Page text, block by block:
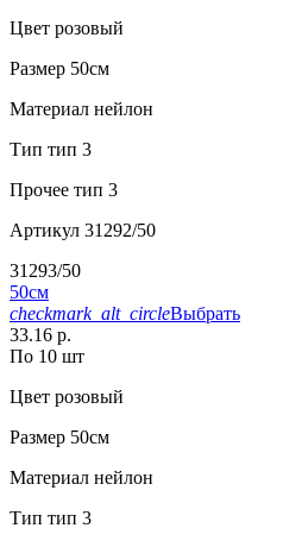
Цвет розовый
Размер 50см
Материал нейлон
Тип тип 3
Прочее тип 3
Артикул 31292/50
31293/50
50см
checkmark_alt_circleВыбрать
33.16 р.
По 10 шт
Цвет розовый
Размер 50см
Материал нейлон
Тип тип 3